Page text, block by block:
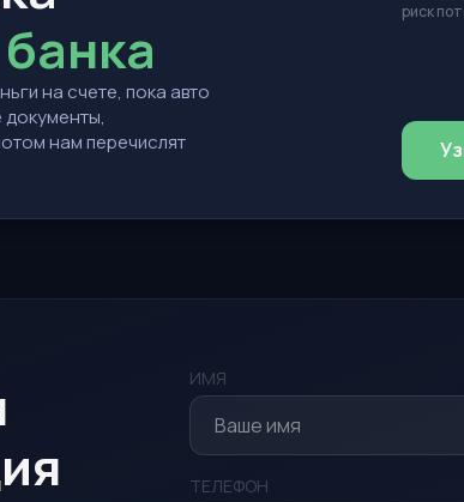
на счете, пока авто
документы,
нам перечислят
риск
ИМЯ
ТЕЛЕФОН